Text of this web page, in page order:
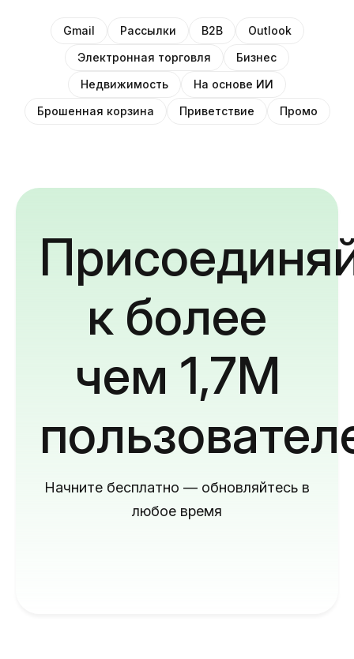
Gmail Рассылки B2B
Outlook
Электронная торговля
Бизнес
Недвижимость
На основе ИИ
Брошенная корзина
Приветствие Промо
к более
чем 1,7M
Начните бесплатно — обновляйтесь в
любое время